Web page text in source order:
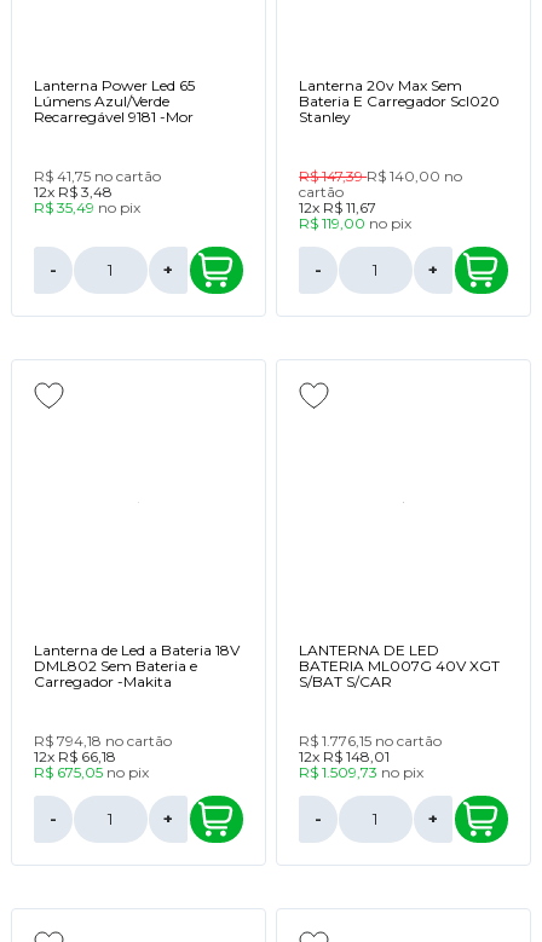
Lanterna Power Led 65
Lúmens Azul/Verde
Recarregável 9181 -Mor
R$ 41,75 no cartão
12x R$ 3,48
R$ 35,49 no pix
- +
Lanterna 20v Max Sem
Bateria E Carregador Scl020
Stanley
R$ 147,39R$ 140,00 no
cartão
12x R$ 11,67
R$ 119,00 no pix
- +
Lanterna de Led a Bateria 18V
DML802 Sem Bateria e
Carregador -Makita
R$ 794,18 no cartão
12x R$ 66,18
R$ 675,05 no pix
- +
LANTERNA DE LED
BATERIA ML007G 40V XGT
S/BAT S/CAR
R$ 1.776,15 no cartão
12x R$ 148,01
R$ 1.509,73 no pix
- +